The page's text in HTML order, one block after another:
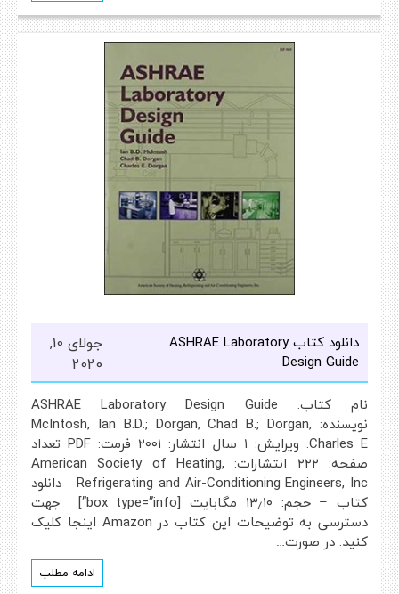
دانلود کتاب ASHRAE Laboratory
Design Guide
جولای 10,
2020
نام کتاب: ASHRAE Laboratory Design Guide
نویسنده: McIntosh, Ian B.D.; Dorgan, Chad B.; Dorgan,
Charles E. ویرایش: ۱ سال انتشار: ۲۰۰۱ فرمت: PDF تعداد
صفحه: ۲۲۲ انتشارات: American Society of Heating,
Refrigerating and Air-Conditioning Engineers, Inc دانلود
کتاب – حجم: ۱۳٫۱۰ مگابایت [box type=”info”] جهت
دسترسی به توضیحات این کتاب در Amazon اینجا کلیک
کنید. در صورت…
ادامه مطلب